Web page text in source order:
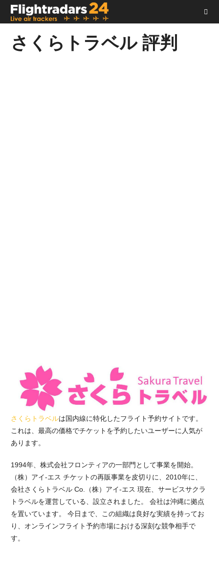
さくらトラベル 評判
さくらトラベルは国内線に特化したフライト予約サイトです。
これは、最高の価格でチケットを予約したいユーザーに人気が
あります。
1994年、株式会社フロンティアの一部門として事業を開始。
（株）アイ-エス チケットの再販事業を皮切りに、2010年に、
会社さくらトラベル Co.（株）アイ-エス 現在、サービスサクラ
トラベルを運営している、設立されました。 会社は沖縄に拠点
を置いています。 今日まで、この組織は良好な実績を持ってお
り、オンラインフライト予約市場における深刻な競争相手で
す。